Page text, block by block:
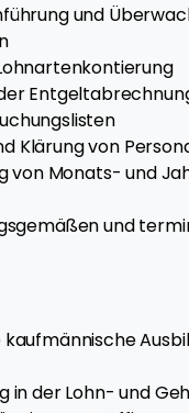
und
Klärung von
von Monats- und
und
in der Lohn- und